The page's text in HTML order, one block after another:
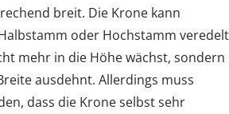
breit. Die Krone kann
oder Hochstamm veredelt
mehr in die Höhe wächst, sondern
ausdehnt. Allerdings muss
dass die Krone selbst sehr